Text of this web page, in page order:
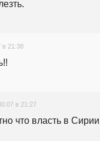
в 21:38
в 21:27
что власть в Сирии